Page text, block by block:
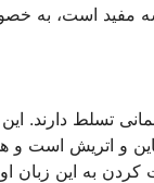
مفید است، به
به آلمانی تسلط
و اتریش است
به این زبان